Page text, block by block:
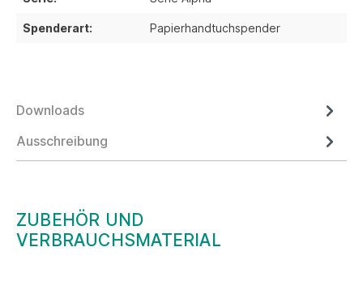
Spenderart: Papierhandtuchspender
Downloads
Ausschreibung
ZUBEHÖR UND
VERBRAUCHSMATERIAL